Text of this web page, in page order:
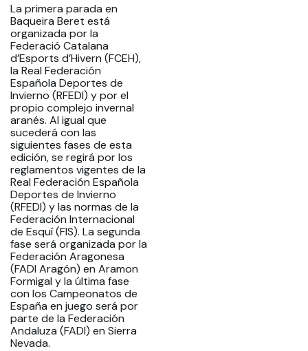
La primera parada en
Baqueira Beret está
organizada por la
Federació Catalana
d’Esports d’Hivern (FCEH),
la Real Federación
Española Deportes de
Invierno (RFEDI) y por el
propio complejo invernal
aranés. Al igual que
sucederá con las
siguientes fases de esta
edición, se regirá por los
reglamentos vigentes de la
Real Federación Española
Deportes de Invierno
(RFEDI) y las normas de la
Federación Internacional
de Esquí (FIS). La segunda
fase será organizada por la
Federación Aragonesa
(FADI Aragón) en Aramon
Formigal y la última fase
con los Campeonatos de
España en juego será por
parte de la Federación
Andaluza (FADI) en Sierra
Nevada.